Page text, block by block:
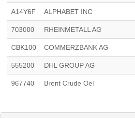
A14Y6F ALPHABET INC
703000 RHEINMETALL AG
CBK100 COMMERZBANK AG
555200 DHL GROUP AG
967740 Brent Crude Oel